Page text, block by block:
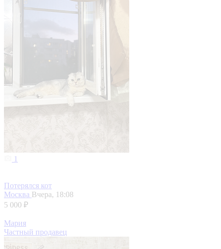
1
Потерялся кот
Москва Вчера, 18:08
5 000 ₽
Мария
Частный продавец